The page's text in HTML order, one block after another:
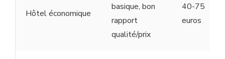
Hôtel économique
basique, bon
rapport
qualité/prix
40-75
euros